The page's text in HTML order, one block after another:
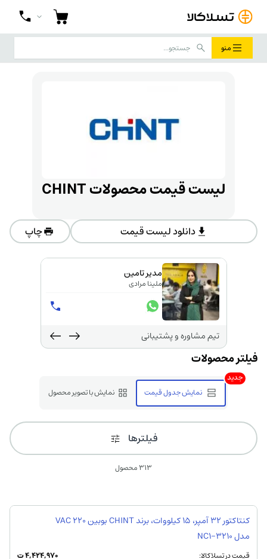
منو
لیست قیمت محصولات CHINT
دانلود لیست قیمت چاپ
جدید
نمایش جدول قیمت
نمایش با تصویر محصول
313 محصول
فیلترها
کنتاکتور 32 آمپر، 15 کیلووات، برند CHINT بوبین VAC 220
مدل NC1-3210
قیمت در تسلاکالا: ۴,۴۲۴,۹۷۰ت
مدیر تامین
ملینا مرادی
تیم مشاوره و پشتیبانی